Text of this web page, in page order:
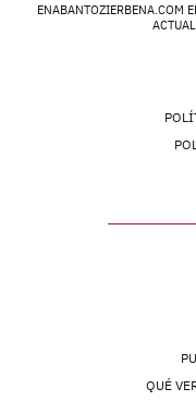
ENABANTOZIERBENA.COM
QUÉ